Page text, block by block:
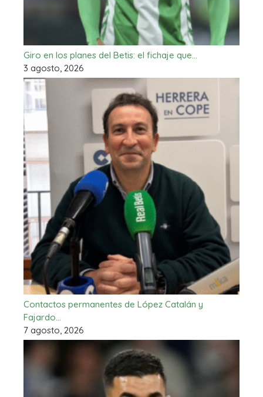
Giro en los planes del Betis: el fichaje que…
3 agosto, 2026
Contactos permanentes de López Catalán y
Fajardo…
7 agosto, 2026